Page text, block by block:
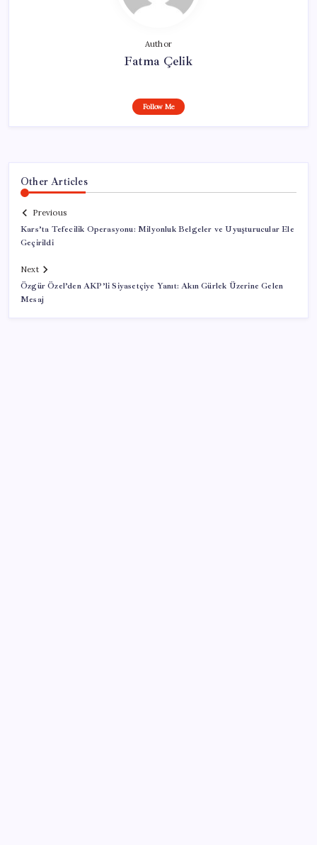
Author
Fatma Çelik
Follow Me
Other Articles
Previous
Kars’ta Tefecilik Operasyonu: Milyonluk Belgeler ve Uyuşturucular Ele
Geçirildi
Next
Özgür Özel’den AKP’li Siyasetçiye Yanıt: Akın Gürlek Üzerine Gelen
Mesaj